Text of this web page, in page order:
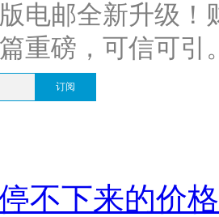
电邮全新升级
重磅，可信可引
订阅
不下来的价